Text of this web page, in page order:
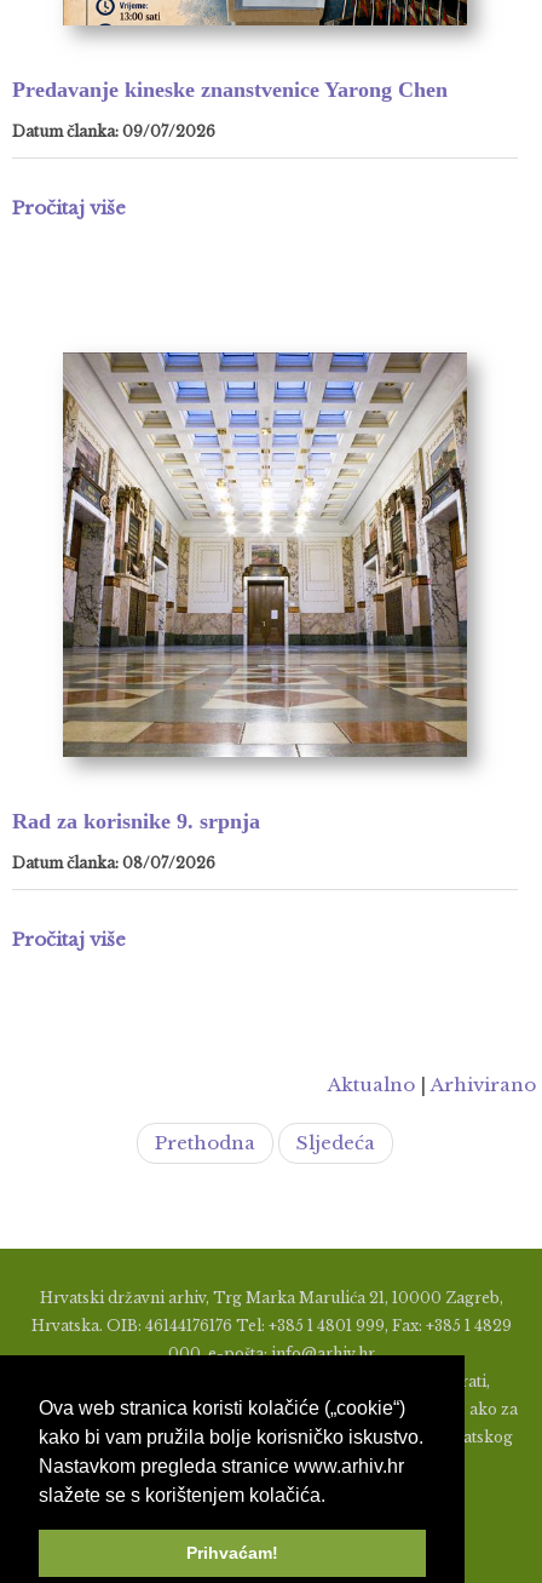
Ova web stranica koristi kolačiće („cookie“)
kako bi vam pružila bolje korisničko iskustvo.
Nastavkom pregleda stranice www.arhiv.hr
slažete se s korištenjem kolačića.
Prihvaćam!
Predavanje kineske znanstvenice Yarong Chen
Datum članka: 09/07/2026
Pročitaj više
Rad za korisnike 9. srpnja
Datum članka: 08/07/2026
Pročitaj više
Aktualno |Arhivirano
Prethodna Sljedeća
Hrvatski državni arhiv, Trg Marka Marulića 21, 10000 Zagreb,
Hrvatska. OIB: 46144176176 Tel: +385 1 4801 999, Fax: +385 1 4829
000, e-pošta: info@arhiv.hr
Zabranjeno je u bilo kojem obliku objavljivati, distribuirati,
mijenjati ili na ikoji način koristiti materijale s ovih stranica, ako za
to nije prethodno izdato pismeno odobrenje od strane Hrvatskog
državnog arhiva.